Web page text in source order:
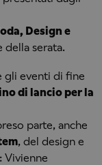
Design e
serata.
gli eventi di fine
di lancio per la
parte, anche
, del design e
Vivienne